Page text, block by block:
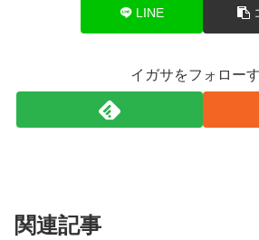
LINE
イガサをフォロー
関連記事